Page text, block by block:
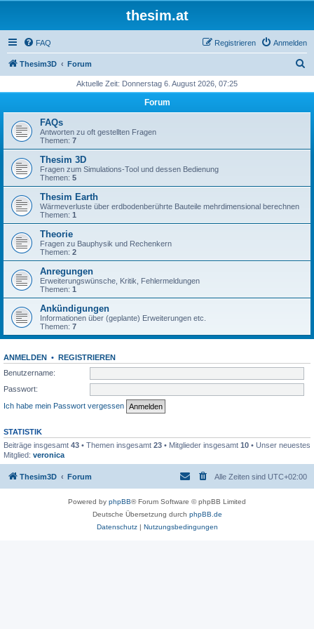
thesim.at
FAQ Anmelden
Registrieren
Thesim3D Forum
h
Aktuelle Zeit: Donnerstag 6. August 2026, 07:25
Forum
FAQs
Antworten zu oft gestellten Fragen
Themen: 7
Thesim 3D
Fragen zum Simulations-Tool und dessen Bedienung
Themen: 5
Thesim Earth
Wärmeverluste über erdbodenberührte Bauteile mehrdimensional berechnen
Themen: 1
Theorie
Fragen zu Bauphysik und Rechenkern
Themen: 2
Anregungen
Erweiterungswünsche, Kritik, Fehlermeldungen
Themen: 1
Ankündigungen
Informationen über (geplante) Erweiterungen etc.
Themen: 7
ANMELDEN • REGISTRIEREN
Benutzername:
Passwort:
Ich habe mein Passwort vergessen
STATISTIK
Beiträge insgesamt 43 • Themen insgesamt 23 • Mitglieder insgesamt 10 • Unser neuestes
Mitglied: veronica
Thesim3D Forum Alle Zeiten sind UTC+02:00
Powered by phpBB® Forum Software © phpBB Limited
Deutsche Übersetzung durch phpBB.de
Datenschutz| Nutzungsbedingungen